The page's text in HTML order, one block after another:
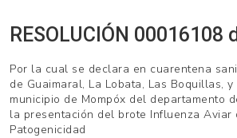
RESOLUCIÓN 00016108
Por la cual se declara en cuarentena
de Guaimaral, La Lobata, Las Boquillas,
municipio de Mompóx del departamento
la presentación del brote Influenza Aviar
Patogenicidad